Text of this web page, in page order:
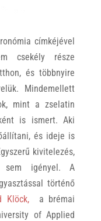
címkéjével
csekély része
és többnyire
Mindemellett
mint a zselatin
is ismert. Aki
és ideje is
kivitelezés,
sem igényel. A
történő
Klöck,a brémai
of Applied